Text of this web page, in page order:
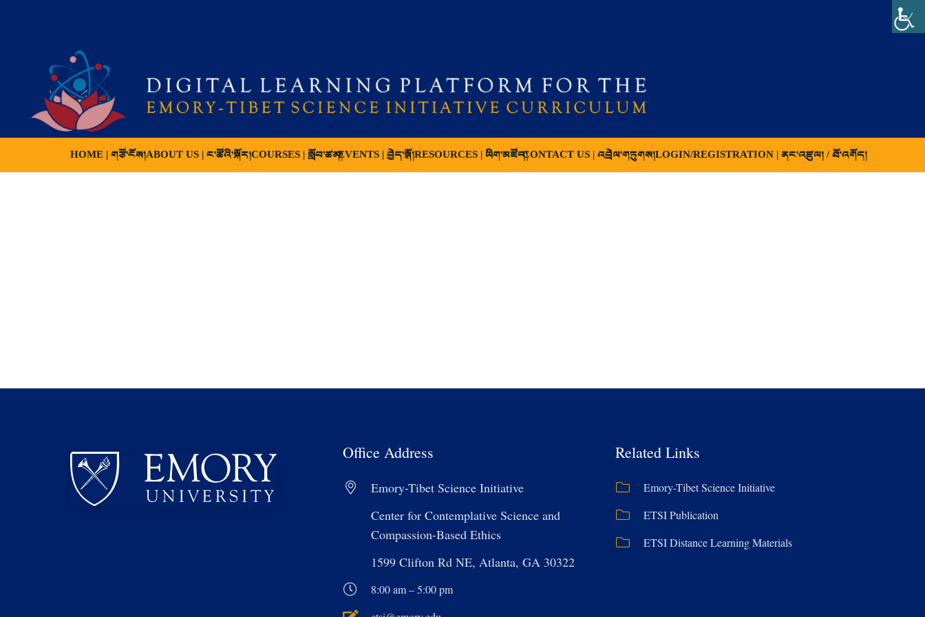
HOME | གཙོ་ངོས།ABOUT US | ང་ཚོའི་སྐོར།COURSES | སློབ་ཚན།EVENTS | བྱེད་སྒོ།RESOURCES | ཡིག་མཛོད།CONTACT US | འབྲེལ་གཏུགས།LOGIN/REGISTRATION | ནང་འཛུལ། / ཐོ་འགོད།
Office Address
Emory-Tibet Science Initiative
Center for Contemplative Science and
Compassion-Based Ethics
1599 Clifton Rd NE, Atlanta, GA 30322
8:00 am – 5:00 pm
Related Links
Emory-Tibet Science Initiative
ETSI Publication
ETSI Distance Learning Materials